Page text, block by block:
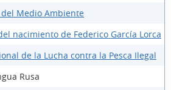
Medio Ambiente
nacimiento de Federico García Lorca
de la Lucha contra la Pesca Ilegal
Rusa